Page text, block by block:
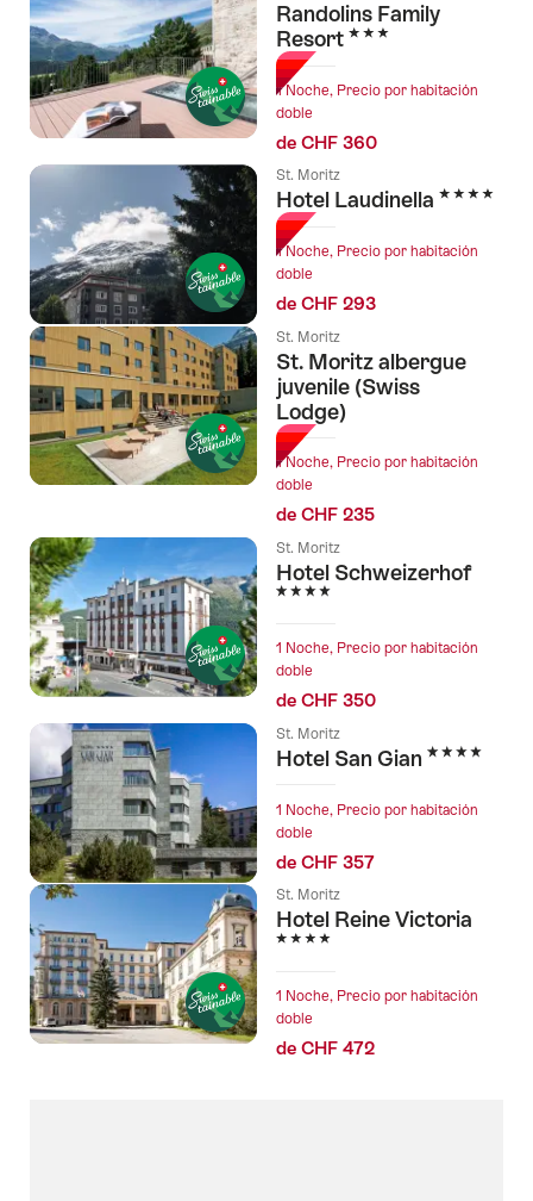
Randolins Family
Resort 3 Estrellas
1 Noche, Precio por habitación
doble
de CHF 360
St. Moritz
Hotel Laudinella 4 Estrellas
1 Noche, Precio por habitación
doble
de CHF 293
St. Moritz
St. Moritz albergue
juvenile (Swiss
Lodge)
1 Noche, Precio por habitación
doble
de CHF 235
St. Moritz
Hotel Schweizerhof
4 Estrellas
1 Noche, Precio por habitación
doble
de CHF 350
St. Moritz
Hotel San Gian 4 Estrellas
1 Noche, Precio por habitación
doble
de CHF 357
St. Moritz
Hotel Reine Victoria
4 Estrellas
1 Noche, Precio por habitación
doble
de CHF 472